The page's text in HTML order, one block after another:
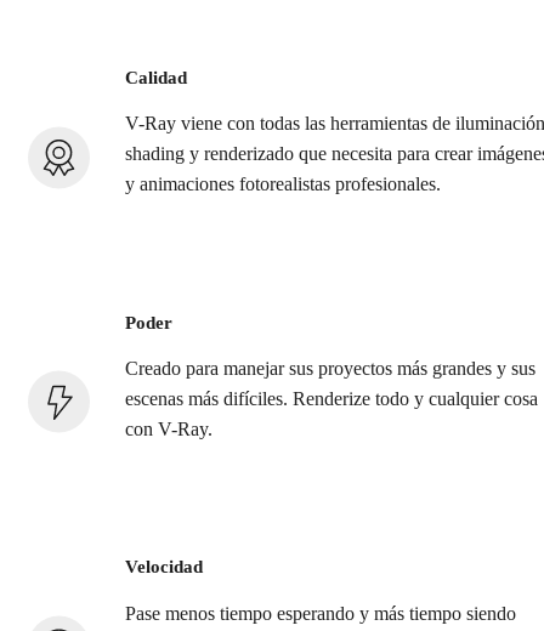
Calidad
V-Ray viene con todas las herramientas de
shading y renderizado que necesita para crear
y animaciones fotorealistas profesionales.
Poder
Creado para manejar sus proyectos más grandes y sus
escenas más difíciles. Renderize todo y cualquier cosa
con V-Ray.
Velocidad
Pase menos tiempo esperando y más tiempo siendo